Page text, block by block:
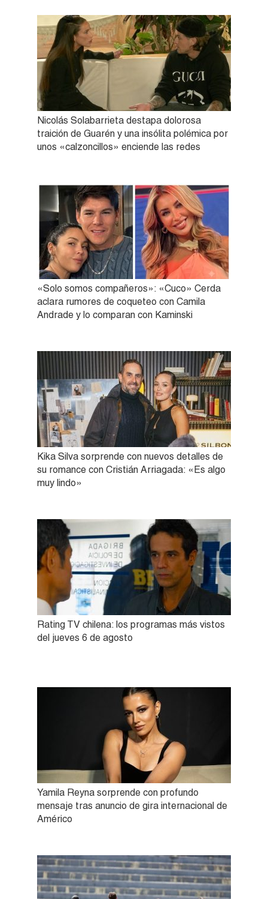
Nicolás Solabarrieta destapa dolorosa
traición de Guarén y una insólita polémica por
unos «calzoncillos» enciende las redes
«Solo somos compañeros»: «Cuco» Cerda
aclara rumores de coqueteo con Camila
Andrade y lo comparan con Kaminski
Kika Silva sorprende con nuevos detalles de
su romance con Cristián Arriagada: «Es algo
muy lindo»
Rating TV chilena: los programas más vistos
del jueves 6 de agosto
Yamila Reyna sorprende con profundo
mensaje tras anuncio de gira internacional de
Américo